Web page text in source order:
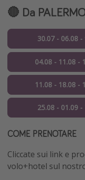
🔴 Da
30.07 - 06.08 -
04.08 - 11.08 -
11.08 - 18.08 -
25.08 - 01.09 -
COME PRENOTARE
Cliccate sui link e
volo+hotel sul